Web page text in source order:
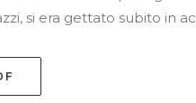
si era gettato subito in